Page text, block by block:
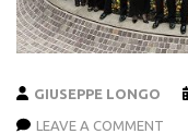
GIUSEPPE LONGO
LEAVE A COMMENT